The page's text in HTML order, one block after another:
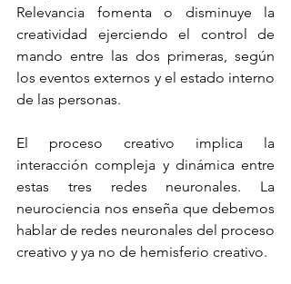
Relevancia fomenta o disminuye la
creatividad ejerciendo el control de
mando entre las dos primeras, según
los eventos externos y el estado interno
de las personas.
El proceso creativo implica la
interacción compleja y dinámica entre
estas tres redes neuronales. La
neurociencia nos enseña que debemos
hablar de redes neuronales del proceso
creativo y ya no de hemisferio creativo.